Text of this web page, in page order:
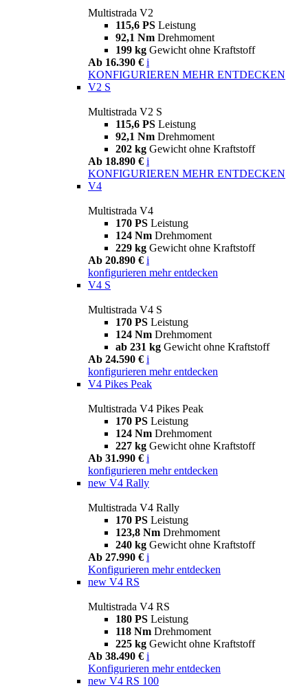
Multistrada V2
115,6 PS Leistung
92,1 Nm Drehmoment
199 kg Gewicht ohne Kraftstoff
Ab 16.390 € i
KONFIGURIEREN MEHR ENTDECKEN
V2 S
Multistrada V2 S
115,6 PS Leistung
92,1 Nm Drehmoment
202 kg Gewicht ohne Kraftstoff
Ab 18.890 € i
KONFIGURIEREN MEHR ENTDECKEN
V4
Multistrada V4
170 PS Leistung
124 Nm Drehmoment
229 kg Gewicht ohne Kraftstoff
Ab 20.890 € i
konfigurieren mehr entdecken
V4 S
Multistrada V4 S
170 PS Leistung
124 Nm Drehmoment
ab 231 kg Gewicht ohne Kraftstoff
Ab 24.590 € i
konfigurieren mehr entdecken
V4 Pikes Peak
Multistrada V4 Pikes Peak
170 PS Leistung
124 Nm Drehmoment
227 kg Gewicht ohne Kraftstoff
Ab 31.990 € i
konfigurieren mehr entdecken
new V4 Rally
Multistrada V4 Rally
170 PS Leistung
123,8 Nm Drehmoment
240 kg Gewicht ohne Kraftstoff
Ab 27.990 € i
Konfigurieren mehr entdecken
new V4 RS
Multistrada V4 RS
180 PS Leistung
118 Nm Drehmoment
225 kg Gewicht ohne Kraftstoff
Ab 38.490 € i
Konfigurieren mehr entdecken
new V4 RS 100